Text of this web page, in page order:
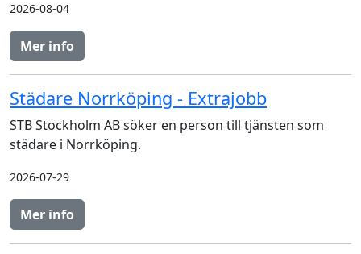
2026-08-04
Mer info
Städare Norrköping - Extrajobb
STB Stockholm AB söker en person till tjänsten som
städare i Norrköping.
2026-07-29
Mer info